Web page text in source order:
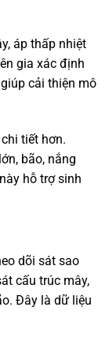
áp thấp nhiệt
gia xác định
cải thiện mô
tiết hơn.
bão, nắng
hỗ trợ sinh
dõi sát sao
cấu trúc mây,
Đây là dữ liệu